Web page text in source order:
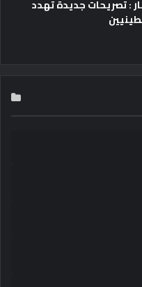
: تصريحات جديدة تهدد